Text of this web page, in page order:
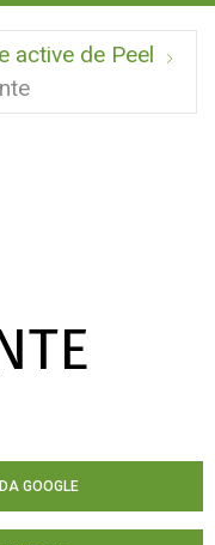
active de Peel
GOOGLE